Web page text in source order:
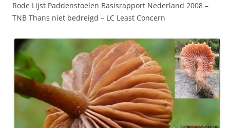
Rode Lijst Paddenstoelen Basisrapport Nederland 2008 –
TNB Thans niet bedreigd – LC Least Concern